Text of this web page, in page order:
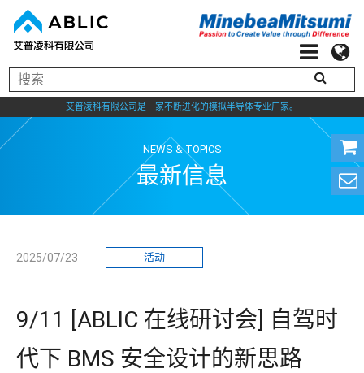
艾普凌科有限公司是一家不断进化的模拟半导体专业厂家。
NEWS & TOPICS
最新信息
2025/07/23 活动
9/11 [ABLIC 在线研讨会] 自驾时
代下 BMS 安全设计的新思路